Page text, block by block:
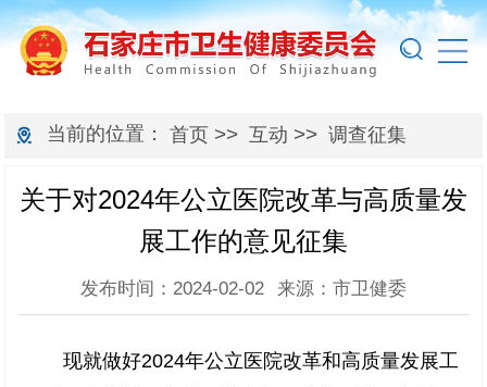
当前的位置： 首页>> 互动 >> 调查征集
关于对2024年公立医院改革与高质量发
展工作的意见征集
发布时间：2024-02-02 来源：市卫健委
现就做好2024年公立医院改革和高质量发展工